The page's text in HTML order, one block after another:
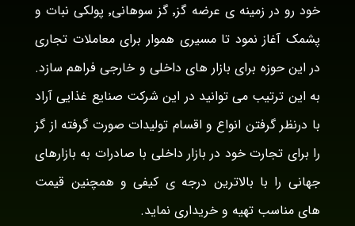
خود رو در زمینه ی عرضه گز٬ گز سوهانی٬ پولکی نبات و
پشمک آغاز نمود تا مسیری هموار برای معاملات تجاری
در این حوزه برای بازار های داخلی و خارجی فراهم سازد.
به این ترتیب می توانید در این شرکت صنایع غذایی آراد
با درنظر گرفتن انواع و اقسام تولیدات صورت گرفته از گز
را برای تجارت خود در بازار داخلی با صادرات به بازارهای
جهانی را با بالاترین درجه ی کیفی و همچنین قیمت
های مناسب تهیه و خریداری نماید.